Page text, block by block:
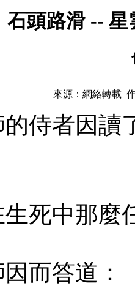
石頭路滑 --
來源：網絡轉載
者因讀
中那麼
答道：